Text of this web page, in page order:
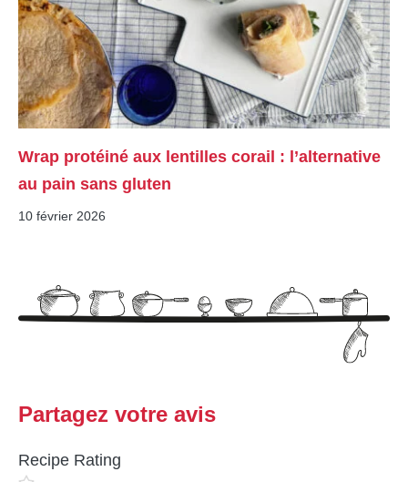
Wrap protéiné aux lentilles corail : l’alternative
au pain sans gluten
10 février 2026
Partagez votre avis
Recipe Rating